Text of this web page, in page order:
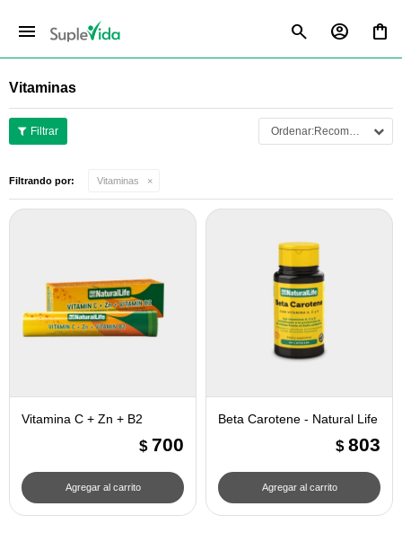
menu
Vitaminas
Recomendados
Filtrando por: Vitaminas
Vitamina C + Zn + B2
$ 700
Beta Carotene - Natural Life
$ 803